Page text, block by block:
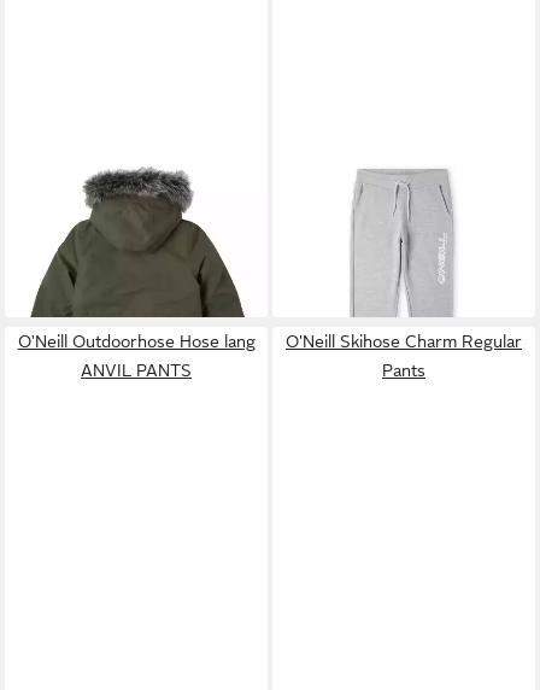
O'NEILLTrekkingjacke Jacke
JOURNEY PARKA
ab 96,00 €
UVP 160,00 €
-40%
Outdoorhose
Sporthose lang CUBE
UVP 40,00 €
O'Neill Outdoorhose Hose lang
ANVIL PANTS
O'Neill Skihose Charm Regular
Pants